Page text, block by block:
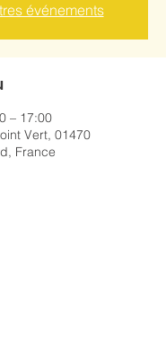
événements
– 17:00
Vert, 01470
France